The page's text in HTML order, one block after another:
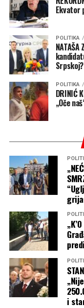
Ovo nije ništa drugo
brutalno
se novac svih
firmama kako bi se
predizborne
Poziv tužilaštvu:
pravosuđa!
Ovakvo postupanje
ovdje postoje jasne i
prekoračenja
malverzacija.
Javno i direktno
reaguje!
Neophodno je da
bez odlaganja uđu u
detaljno ispitaju:
Nezakonito
(nasipanje puteva).
Kršenje Zakona o
naknadno
Potreban veći
radna mjesta
Stanišić se u svojoj
perspektivu
daleko veće
privredni
mjesta,
Ekvator
POLITIKA
POLITIKA
DRINIĆ
„Oče
i